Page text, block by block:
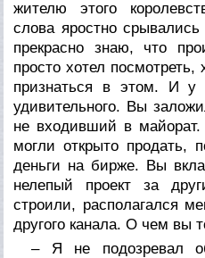
жителю этого
слова яростно
прекрасно знаю, что
просто хотел
признаться в этом. И у
удивительного. Вы
не входивший в
могли открыто продать,
деньги на бирже. Вы
нелепый проект за
строили, располагался
другого канала. О чем вы
– Я не подозревал